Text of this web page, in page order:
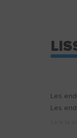
Les
Les